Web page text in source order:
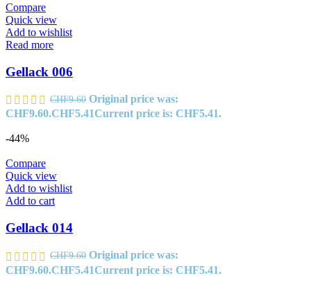
Compare
Quick view
Add to wishlist
Read more
Gellack 006
CHF9.60 Original price was:
CHF9.60.CHF5.41Current price is: CHF5.41.
-44%
Compare
Quick view
Add to wishlist
Add to cart
Gellack 014
CHF9.60 Original price was:
CHF9.60.CHF5.41Current price is: CHF5.41.